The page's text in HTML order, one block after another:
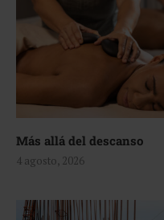
Más allá del descanso
4 agosto, 2026